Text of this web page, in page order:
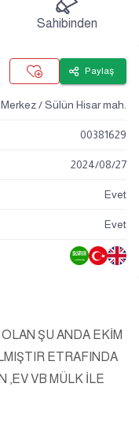
Sahibinden
Paylaş
/ Sülün Hisar mah.
00381629
2024/08/27
Evet
Evet
ŞU ANDA EKİM
ETRAFINDA
,EV VB MÜLK İLE